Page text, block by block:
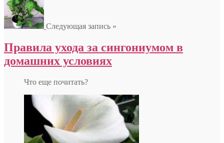
Следующая запись »
Правила ухода за сингониумом в
домашних условиях
Что еще почитать?